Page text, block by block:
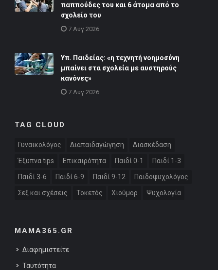
παππούδες του και 6 άτομα από το
σχολείο του
7 Αυγ 2026
Υπ. Παιδείας: «η τεχνητή νοημοσύνη
μπαίνει στα σχολεία με αυστηρούς
κανόνες»
7 Αυγ 2026
TAG CLOUD
Γυναικολόγος Διαπαιδαγώγηση Διασκέδαση
Έξυπνα tips Επικαιρότητα Παιδί 0-1 Παιδί 1-3
Παιδί 3-6 Παιδί 6-9 Παιδί 9-12 Παιδοψυχολόγος
Σεξ και σχέσεις Τοκετός Χιούμορ Ψυχολογία
MAMA365.GR
Διαφημιστείτε
Ταυτότητα